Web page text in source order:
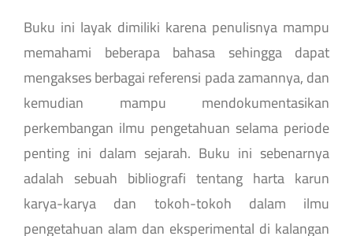
Buku ini layak dimiliki karena penulisnya mampu
memahami beberapa bahasa sehingga dapat
mengakses berbagai referensi pada zamannya, dan
kemudian mampu mendokumentasikan
perkembangan ilmu pengetahuan selama periode
penting ini dalam sejarah. Buku ini sebenarnya
adalah sebuah bibliografi tentang harta karun
karya-karya dan tokoh-tokoh dalam ilmu
pengetahuan alam dan eksperimental di kalangan